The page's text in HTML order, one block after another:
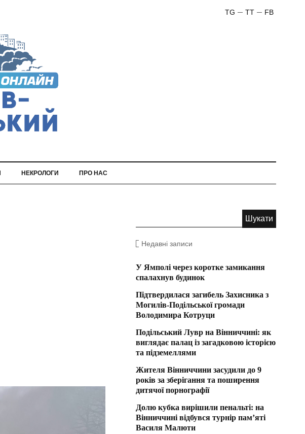
FB
TT
TG
НЕКРОЛОГИ ПРО НАС
Недавні записи
У Ямполі через коротке замикання
спалахнув будинок
Підтвердилася загибель Захисника з
Могилів-Подільської громади
Володимира Котруци
Подільський Лувр на Вінниччині: як
виглядає палац із загадковою історією
та підземеллями
Жителя Вінниччини засудили до 9
років за зберігання та поширення
дитячої порнографії
Долю кубка вирішили пенальті: на
Вінниччині відбувся турнір пам’яті
Василя Малюти